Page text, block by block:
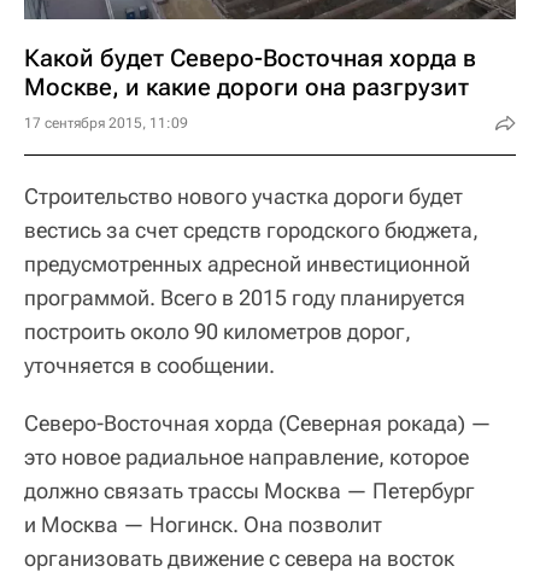
Какой будет Северо-Восточная хорда в
Москве, и какие дороги она разгрузит
17 сентября 2015, 11:09
Строительство нового участка дороги будет
вестись за счет средств городского бюджета,
предусмотренных адресной инвестиционной
программой. Всего в 2015 году планируется
построить около 90 километров дорог,
уточняется в сообщении.
Северо-Восточная хорда (Северная рокада) —
это новое радиальное направление, которое
должно связать трассы Москва — Петербург
и Москва — Ногинск. Она позволит
организовать движение с севера на восток